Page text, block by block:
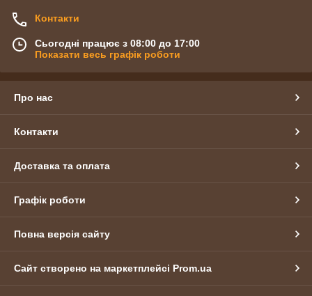
Контакти
Сьогодні працює з 08:00 до 17:00
Показати весь графік роботи
Про нас
Контакти
Доставка та оплата
Графік роботи
Повна версія сайту
Сайт створено на маркетплейсі Prom.ua